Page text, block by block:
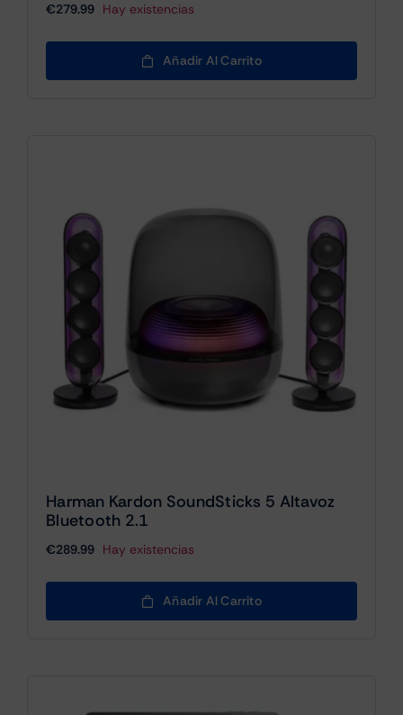
€279.99 Hay existencias
Añadir Al Carrito
Harman Kardon SoundSticks 5 Altavoz
Bluetooth 2.1
€289.99 Hay existencias
Añadir Al Carrito